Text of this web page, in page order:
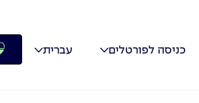
כניסה לפורטלים עברית